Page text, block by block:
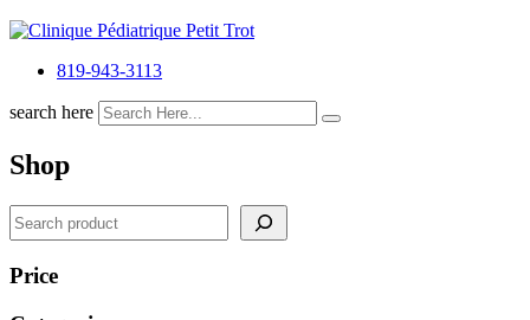
819-943-3113
search here
Shop
Search
Price